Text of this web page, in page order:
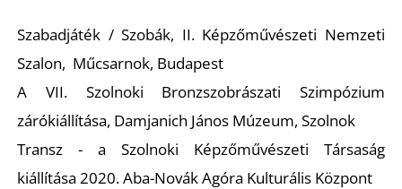
Szabadjáték / Szobák, II. Képzőművészeti Nemzeti
Szalon, Műcsarnok, Budapest
A VII. Szolnoki Bronzszobrászati Szimpózium
zárókiállítása, Damjanich János Múzeum, Szolnok
Transz - a Szolnoki Képzőművészeti Társaság
kiállítása 2020. Aba-Novák Agóra Kulturális Központ